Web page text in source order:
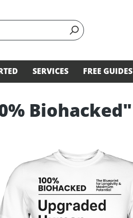
SERVICES FREE GUIDES
Biohacked"